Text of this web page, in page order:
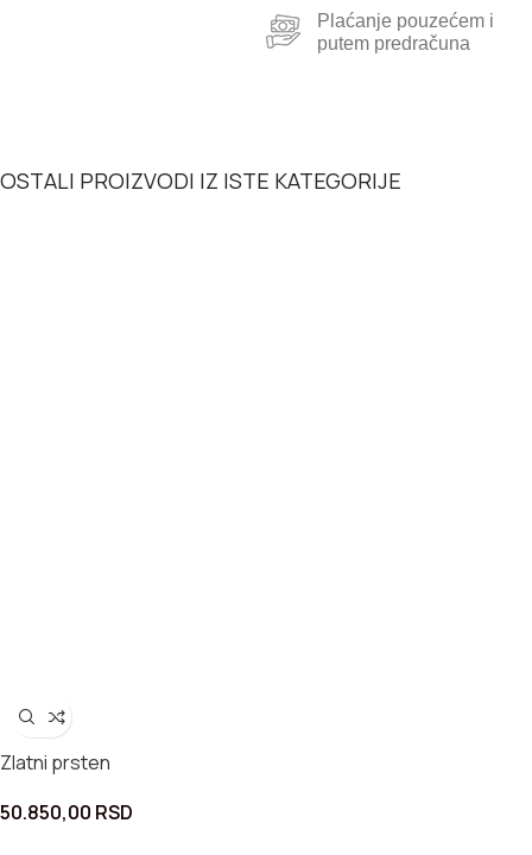
Plaćanje pouzećem i
putem predračuna
OSTALI PROIZVODI IZ ISTE KATEGORIJE
Zlatni prsten
50.850,00 RSD